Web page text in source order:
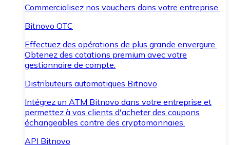
Commercialisez nos vouchers dans votre entreprise.
Bitnovo OTC
Effectuez des opérations de plus grande envergure.
Obtenez des cotations premium avec votre
gestionnaire de compte.
Distributeurs automatiques Bitnovo
Intégrez un ATM Bitnovo dans votre entreprise et
permettez à vos clients d'acheter des coupons
échangeables contre des cryptomonnaies.
API Bitnovo